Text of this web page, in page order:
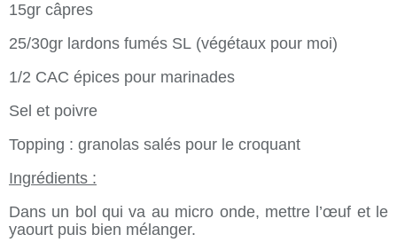
15gr câpres
25/30gr lardons fumés SL (végétaux pour moi)
1/2 CAC épices pour marinades
Sel et poivre
Topping : granolas salés pour le croquant
Ingrédients :
Dans un bol qui va au micro onde, mettre l’œuf et le
yaourt puis bien mélanger.